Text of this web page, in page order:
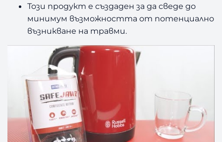
Този продукт е създаден за да сведе до
минимум възможността от потенциално
възникване на травми.